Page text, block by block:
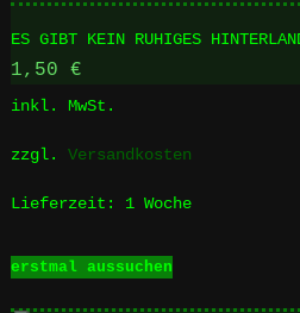
auf.
Produktseite
ES GIBT KEIN RUHIGES
1,50 €
inkl. MwSt.
zzgl. Versandkosten
Lieferzeit: 1 Woche
erstmal aussuchenProdukt